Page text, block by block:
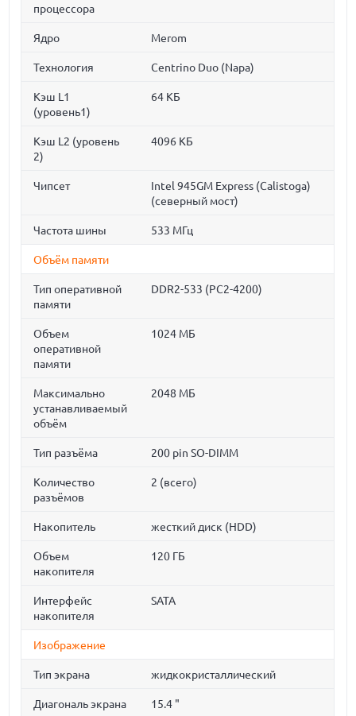
процессора
Ядро Merom
Технология Centrino Duo (Napa)
Кэш L1
(уровень1)
64 КБ
Кэш L2 (уровень
2)
4096 КБ
Чипсет
Intel 945GM Express (Calistoga)
(северный мост)
Частота шины 533 МГц
Объём памяти
Тип оперативной
памяти
DDR2-533 (PC2-4200)
Объем
оперативной
памяти
1024 МБ
Максимально
устанавливаемый
объём
2048 МБ
Тип разъёма 200 pin SO-DIMM
Количество
разъёмов
2 (всего)
Накопитель жесткий диск (HDD)
Объем
накопителя
120 ГБ
Интерфейс
накопителя
SATA
Изображение
Тип экрана жидкокристаллический
Диагональ экрана 15.4 "